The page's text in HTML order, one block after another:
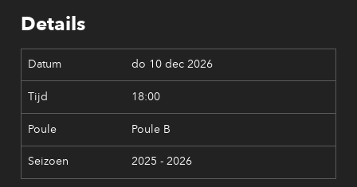
Details
do 10 dec 2026
18:00
Poule B
2025 - 2026